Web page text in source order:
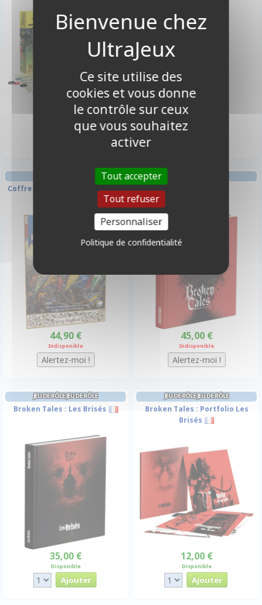
39,90 €
Disponible
11,90 €
Indisponible
Coffret découverte Pendragon
44,90 €
Indisponible
45,00 €
Indisponible
JEU DE RÔLE JEU DE RÔLE
Broken Tales : Les Brisés
35,00 €
Disponible
JEU DE RÔLE JEU DE RÔLE
Broken Tales : Portfolio Les
Brisés
12,00 €
Disponible
Ce site utilise des
cookies et vous donne
le contrôle sur ceux
que vous souhaitez
activer
Tout accepter
Tout refuser
Personnaliser
Politique de confidentialité